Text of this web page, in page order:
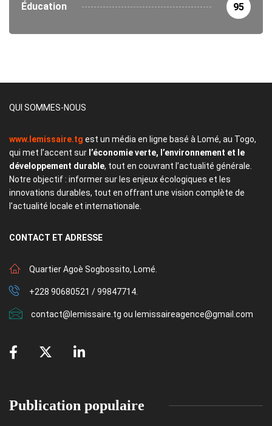
Éducation 95
QUI SOMMES-NOUS
www.lemissaire.tg est un média en ligne basé à Lomé, au Togo,
qui met l’accent sur l’économie verte, l’environnement et le
développement durable, tout en couvrant l’actualité générale.
Notre objectif : informer sur les enjeux écologiques et les
innovations durables, tout en offrant une vision complète de
l’actualité locale et internationale.
CONTACT ET ADRESSE
Quartier Agoè Sogbossito, Lomé.
+228 90680521 / 99847714.
contact@lemissaire.tg ou lemissaireagence@gmail.com
Publication populaire